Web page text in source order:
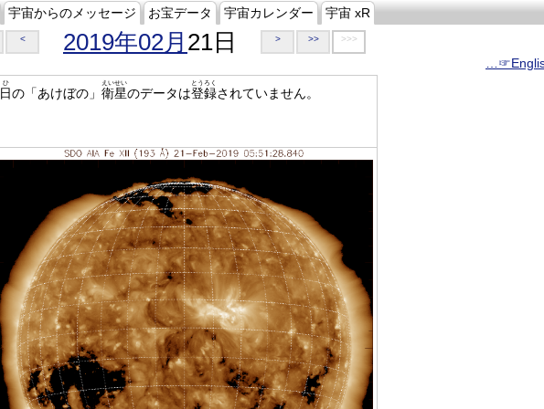
宇宙からのメッセージ お宝データ 宇宙カレンダー 宇宙 xR
< 2019年02月 21日 > >> >>>
日
ひ
の「あけぼの」 衛星
えいせい
のデータは登録
とうろく
されていません。